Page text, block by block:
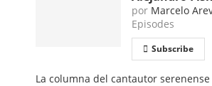
por Marcelo
Episodes
Subscribe
La columna del cantautor